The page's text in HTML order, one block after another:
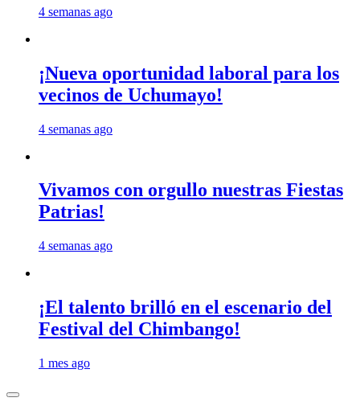
4 semanas ago
¡Nueva oportunidad laboral para los
vecinos de Uchumayo!
4 semanas ago
Vivamos con orgullo nuestras Fiestas
Patrias!
4 semanas ago
¡El talento brilló en el escenario del
Festival del Chimbango!
1 mes ago